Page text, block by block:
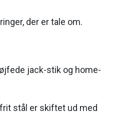
der er tale om.
jack-stik og home-
stål er skiftet ud med